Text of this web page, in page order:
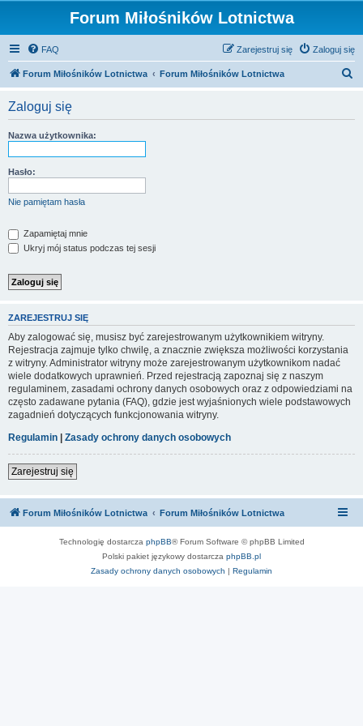
Forum Miłośników Lotnictwa
FAQ Zaloguj się
Zarejestruj się
Forum Miłośników Lotnictwa Forum Miłośników Lotnictwa
Zaloguj się
Nazwa użytkownika:
Hasło:
Nie pamiętam hasła
Zapamiętaj mnie
Ukryj mój status podczas tej sesji
ZAREJESTRUJ SIĘ
Aby zalogować się, musisz być zarejestrowanym użytkownikiem witryny.
Rejestracja zajmuje tylko chwilę, a znacznie zwiększa możliwości korzystania
z witryny. Administrator witryny może zarejestrowanym użytkownikom nadać
wiele dodatkowych uprawnień. Przed rejestracją zapoznaj się z naszym
regulaminem, zasadami ochrony danych osobowych oraz z odpowiedziami na
często zadawane pytania (FAQ), gdzie jest wyjaśnionych wiele podstawowych
zagadnień dotyczących funkcjonowania witryny.
Regulamin | Zasady ochrony danych osobowych
Zarejestruj się
Forum Miłośników Lotnictwa Forum Miłośników Lotnictwa
Technologię dostarcza phpBB® Forum Software © phpBB Limited
Polski pakiet językowy dostarcza phpBB.pl
Zasady ochrony danych osobowych | Regulamin